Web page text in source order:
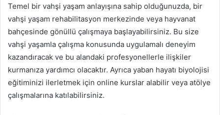
Temel bir vahşi yaşam anlayışına sahip olduğunuzda, bir
vahşi yaşam rehabilitasyon merkezinde veya hayvanat
bahçesinde gönüllü çalışmaya başlayabilirsiniz. Bu size
vahşi yaşamla çalışma konusunda uygulamalı deneyim
kazandıracak ve bu alandaki profesyonellerle ilişkiler
kurmanıza yardımcı olacaktır. Ayrıca yaban hayatı biyolojisi
eğitiminizi ilerletmek için online kurslar alabilir veya atölye
çalışmalarına katılabilirsiniz.